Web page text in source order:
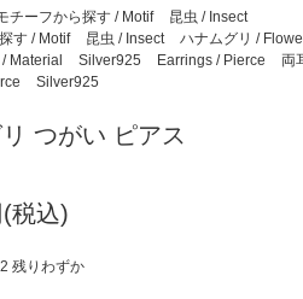
チーフから探す / Motif
昆虫 / Insect
す / Motif
昆虫 / Insect
ハナムグリ /
Material
Silver925 Earrings / Pierce
両
Silver925
つがい ピアス
税込)
残りわずか